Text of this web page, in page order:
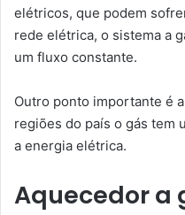
elétricos, que podem
rede elétrica, o sistema a
um fluxo constante.
Outro ponto importante é
regiões do país o gás tem
a energia elétrica.
Aquecedor a